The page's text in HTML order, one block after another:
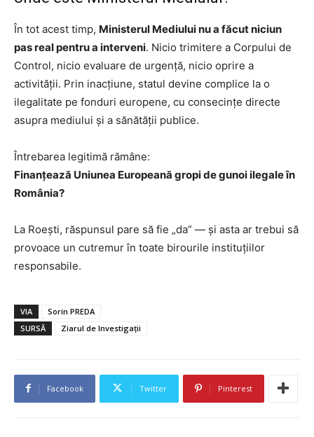
În tot acest timp, Ministerul Mediului nu a făcut niciun
pas real pentru a interveni. Nicio trimitere a Corpului de
Control, nicio evaluare de urgență, nicio oprire a
activității. Prin inacțiune, statul devine complice la o
ilegalitate pe fonduri europene, cu consecințe directe
asupra mediului și a sănătății publice.
Întrebarea legitimă rămâne:
Finanțează Uniunea Europeană gropi de gunoi ilegale în
România?
La Roești, răspunsul pare să fie „da” — și asta ar trebui să
provoace un cutremur în toate birourile instituțiilor
responsabile.
VIA
Sorin PREDA
SURSĂ
Ziarul de Investigații
Facebook Twitter Pinterest